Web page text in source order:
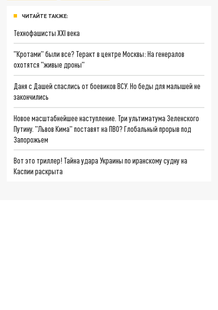
ЧИТАЙТЕ ТАКЖЕ:
Технофашисты XXI века
"Кротами" были все? Теракт в центре Москвы: На генералов
охотятся "живые дроны"
Даня с Дашей спаслись от боевиков ВСУ. Но беды для малышей не
закончились
Новое масштабнейшее наступление. Три ультиматума Зеленского
Путину. "Львов Кима" поставят на ПВО? Глобальный прорыв под
Запорожьем
Вот это триллер! Тайна удара Украины по иранскому судну на
Каспии раскрыта